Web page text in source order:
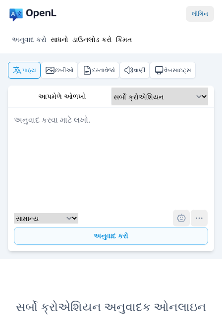
લૉગિન
અનુવાદ કરો સાધનો ડાઉનલોડ કરો કિંમત
પાઠ્ય છબીઓ દસ્તાવેજો વાણી વેબસાઇટ્સ
આપમેળે ઓળખો
અનુવાદ કરો
સર્બો ક્રોએશિયન અનુવાદક ઓનલાઇન